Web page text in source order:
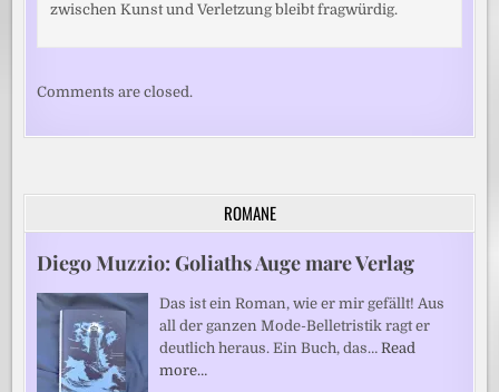
zwischen Kunst und Verletzung bleibt fragwürdig.
Comments are closed.
ROMANE
Diego Muzzio: Goliaths Auge mare Verlag
Das ist ein Roman, wie er mir gefällt! Aus
all der ganzen Mode-Belletristik ragt er
deutlich heraus. Ein Buch, das…Read
more…